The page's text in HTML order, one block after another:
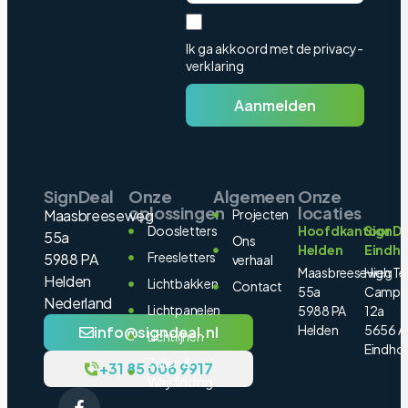
Ik ga akkoord met de privacy-
verklaring
Aanmelden
SignDeal
Maasbreeseweg
55a
5988 PA
Helden
Nederland
info@signdeal.nl
+31 85 006 9917
Onze
oplossingen
Doosletters
Freesletters
Lichtbakken
Lichtpanelen
Lichtlijnen
Zuilen &
Algemeen
Projecten
Ons
verhaal
Contact
Onze
locaties
Hoofdkantoor
Helden
Maasbreeseweg
55a
5988 PA
Helden
High
12a
5656